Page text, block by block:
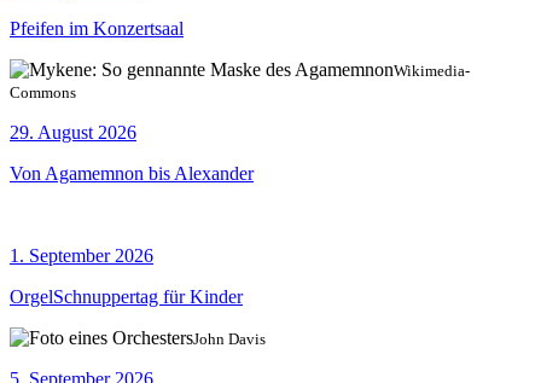
Pfeifen im Konzertsaal
Wikimedia-
Commons
29. August 2026
Von Agamemnon bis Alexander
1. September 2026
OrgelSchnuppertag für Kinder
John Davis